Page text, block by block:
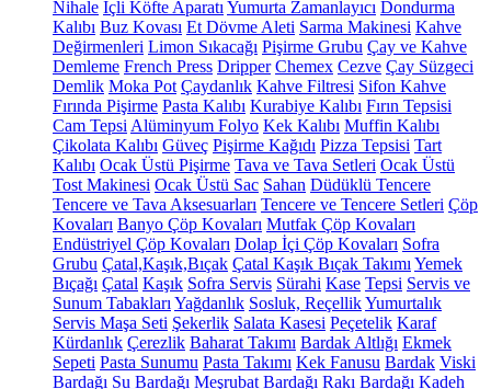
Nihale İçli Köfte Aparatı Yumurta Zamanlayıcı Dondurma
Kalıbı Buz Kovası Et Dövme Aleti Sarma Makinesi Kahve
Değirmenleri Limon Sıkacağı Pişirme Grubu Çay ve Kahve
Demleme French Press Dripper Chemex Cezve Çay Süzgeci
Demlik Moka Pot Çaydanlık Kahve Filtresi Sifon Kahve
Fırında Pişirme Pasta Kalıbı Kurabiye Kalıbı Fırın Tepsisi
Cam Tepsi Alüminyum Folyo Kek Kalıbı Muffin Kalıbı
Çikolata Kalıbı Güveç Pişirme Kağıdı Pizza Tepsisi Tart
Kalıbı Ocak Üstü Pişirme Tava ve Tava Setleri Ocak Üstü
Tost Makinesi Ocak Üstü Sac Sahan Düdüklü Tencere
Tencere ve Tava Aksesuarları Tencere ve Tencere Setleri Çöp
Kovaları Banyo Çöp Kovaları Mutfak Çöp Kovaları
Endüstriyel Çöp Kovaları Dolap İçi Çöp Kovaları Sofra
Grubu Çatal,Kaşık,Bıçak Çatal Kaşık Bıçak Takımı Yemek
Bıçağı Çatal Kaşık Sofra Servis Sürahi Kase Tepsi Servis ve
Sunum Tabakları Yağdanlık Sosluk, ReçellikYumurtalık
Servis Maşa Seti Şekerlik Salata Kasesi Peçetelik Karaf
Kürdanlık Çerezlik Baharat Takımı Bardak Altlığı Ekmek
Sepeti Pasta Sunumu Pasta Takımı Kek Fanusu Bardak Viski
Bardağı Su Bardağı Meşrubat Bardağı Rakı Bardağı Kadeh